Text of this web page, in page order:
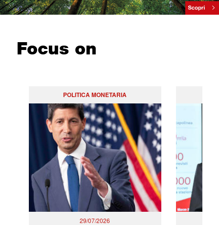
Focus on
POLITICA MONETARIA
29/07/2026